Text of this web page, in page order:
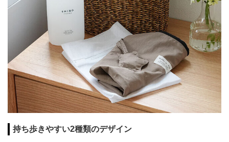
持ち歩きやすい2種類のデザイン